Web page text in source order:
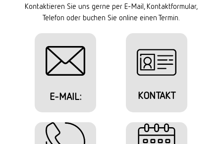
Kontaktieren Sie uns gerne per E-Mail, Kontaktformular,
Telefon oder buchen Sie online einen Termin.
E-MAIL: KONTAKT